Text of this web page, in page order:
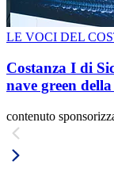
LE VOCI DEL
Costanza I di
nave green
contenuto